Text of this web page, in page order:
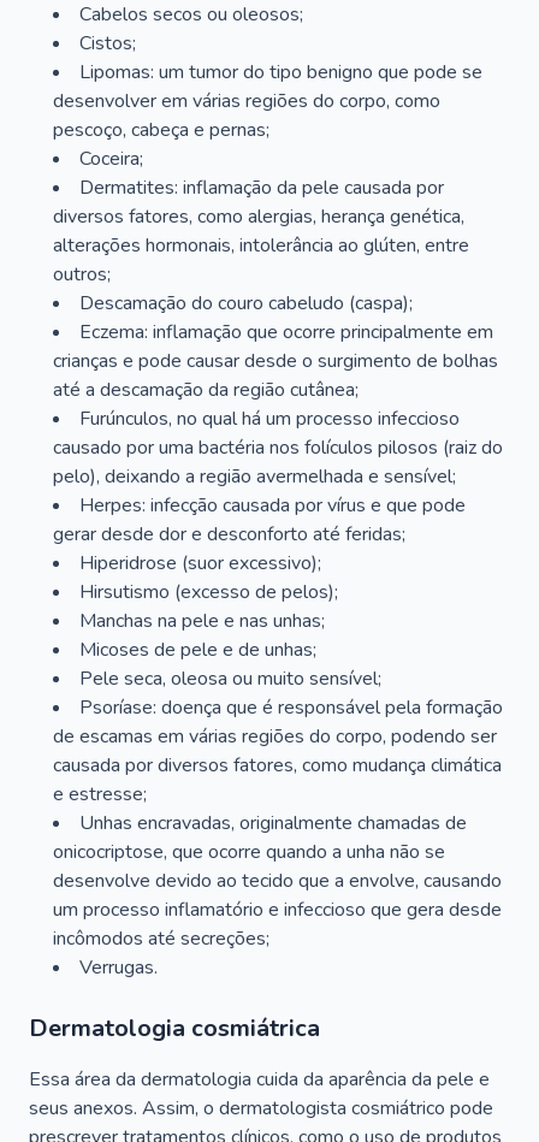
Cabelos secos ou oleosos;
Cistos;
Lipomas: um tumor do tipo benigno que pode se
desenvolver em várias regiões do corpo, como
pescoço, cabeça e pernas;
Coceira;
Dermatites: inflamação da pele causada por
diversos fatores, como alergias, herança genética,
alterações hormonais, intolerância ao glúten, entre
outros;
Descamação do couro cabeludo (caspa);
Eczema: inflamação que ocorre principalmente em
crianças e pode causar desde o surgimento de bolhas
até a descamação da região cutânea;
Furúnculos, no qual há um processo infeccioso
causado por uma bactéria nos folículos pilosos (raiz do
pelo), deixando a região avermelhada e sensível;
Herpes: infecção causada por vírus e que pode
gerar desde dor e desconforto até feridas;
Hiperidrose (suor excessivo);
Hirsutismo (excesso de pelos);
Manchas na pele e nas unhas;
Micoses de pele e de unhas;
Pele seca, oleosa ou muito sensível;
Psoríase: doença que é responsável pela formação
de escamas em várias regiões do corpo, podendo ser
causada por diversos fatores, como mudança climática
e estresse;
Unhas encravadas, originalmente chamadas de
onicocriptose, que ocorre quando a unha não se
desenvolve devido ao tecido que a envolve, causando
um processo inflamatório e infeccioso que gera desde
incômodos até secreções;
Verrugas.
Dermatologia cosmiátrica
Essa área da dermatologia cuida da aparência da pele e
seus anexos. Assim, o dermatologista cosmiátrico pode